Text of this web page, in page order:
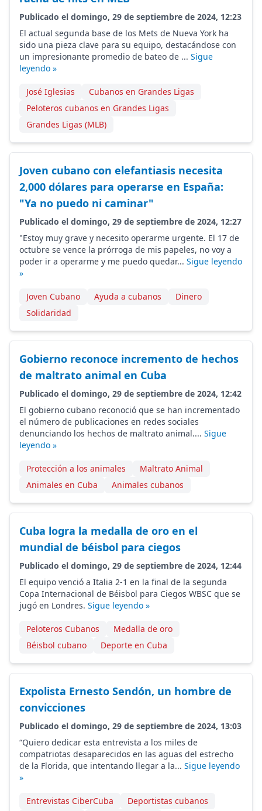
Publicado el domingo, 29 de septiembre de 2024, 12:23
El actual segunda base de los Mets de Nueva York ha
sido una pieza clave para su equipo, destacándose con
un impresionante promedio de bateo de ... Sigue
leyendo »
José Iglesias
Cubanos en Grandes Ligas
Peloteros cubanos en Grandes Ligas
Grandes Ligas (MLB)
Joven cubano con elefantiasis necesita
2,000 dólares para operarse en España:
"Ya no puedo ni caminar"
Publicado el domingo, 29 de septiembre de 2024, 12:27
"Estoy muy grave y necesito operarme urgente. El 17 de
octubre se vence la prórroga de mis papeles, no voy a
poder ir a operarme y me puedo quedar... Sigue leyendo
»
Joven Cubano Ayuda a cubanos
Dinero
Solidaridad
Gobierno reconoce incremento de hechos
de maltrato animal en Cuba
Publicado el domingo, 29 de septiembre de 2024, 12:42
El gobierno cubano reconoció que se han incrementado
el número de publicaciones en redes sociales
denunciando los hechos de maltrato animal.... Sigue
leyendo »
Protección a los animales
Maltrato Animal
Animales en Cuba
Animales cubanos
Cuba logra la medalla de oro en el
mundial de béisbol para ciegos
Publicado el domingo, 29 de septiembre de 2024, 12:44
El equipo venció a Italia 2-1 en la final de la segunda
Copa Internacional de Béisbol para Ciegos WBSC que se
jugó en Londres. Sigue leyendo »
Peloteros Cubanos
Medalla de oro
Béisbol cubano
Deporte en Cuba
Expolista Ernesto Sendón, un hombre de
convicciones
Publicado el domingo, 29 de septiembre de 2024, 13:03
“Quiero dedicar esta entrevista a los miles de
compatriotas desaparecidos en las aguas del estrecho
de la Florida, que intentando llegar a la... Sigue leyendo
»
Entrevistas CiberCuba
Deportistas cubanos